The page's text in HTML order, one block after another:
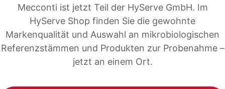
Mecconti ist jetzt Teil der HyServe GmbH. Im
HyServe Shop finden Sie die gewohnte
Markenqualität und Auswahl an mikrobiologischen
Referenzstämmen und Produkten zur Probenahme –
jetzt an einem Ort.